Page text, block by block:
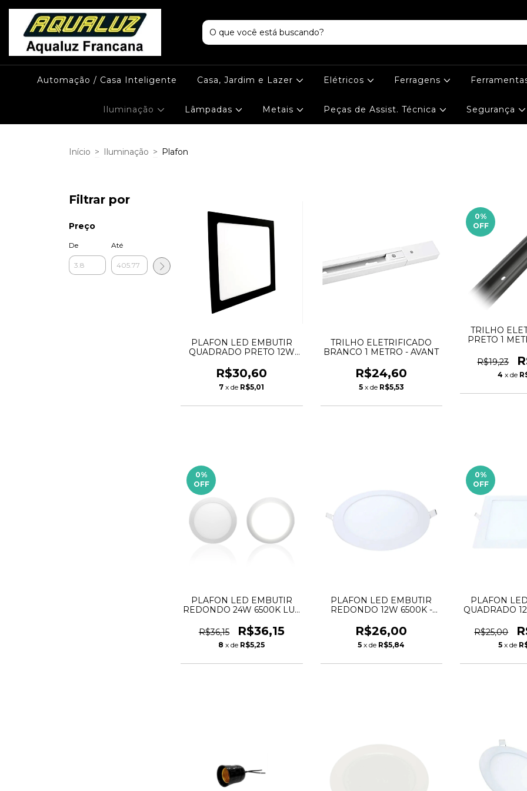
Automação / Casa Inteligente Casa, Jardim e Lazer Elétricos Ferragens
Iluminação Lâmpadas Metais Peças de Assist. Técnica Segurança
Início > Iluminação > Plafon
Filtrar por
Preço
De Até
PLAFON LED EMBUTIR
QUADRADO PRETO 12W
R$30,60
7 x de R$5,01
TRILHO ELETRIFICADO
BRANCO 1 METRO - AVANT
R$24,60
5 x de R$5,53
0%
OFF
TRILHO
PRETO 1
R$19,23
4 x de
0%
OFF
PLAFON LED EMBUTIR
REDONDO 24W 6500K LUX
R$36,15
R$36,15
8 x de R$5,25
PLAFON LED EMBUTIR
REDONDO 12W 6500K -
R$26,00
5 x de R$5,84
0%
OFF
PLAFON
QUADRADO
R$25,00
5 x de